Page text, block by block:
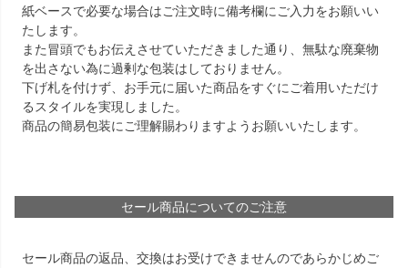
紙ベースで必要な場合はご注文時に備考欄にご入力をお願いい
たします。
また冒頭でもお伝えさせていただきました通り、無駄な廃棄物
を出さない為に過剰な包装はしておりません。
下げ札を付けず、お手元に届いた商品をすぐにご着用いただけ
るスタイルを実現しました。
商品の簡易包装にご理解賜わりますようお願いいたします。
セール商品についてのご注意
セール商品の返品、交換はお受けできませんのであらかじめご